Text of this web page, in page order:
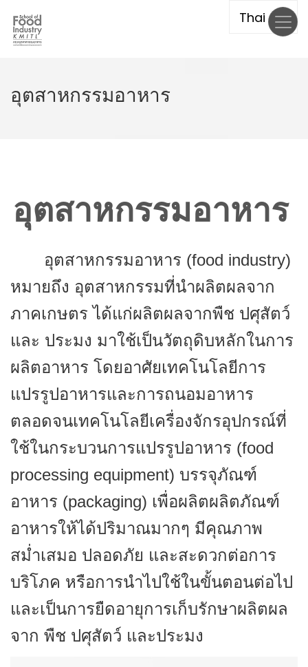
Skip
main
อุตสาหกรรมอาหาร
อุตสาหกรรมอาหาร
อุตสาหกรรมอาหาร (food industry)
หมายถึง อุตสาหกรรมที่นำผลิตผลจาก
ภาคเกษตร ได้แก่ผลิตผลจากพืช ปศุสัตว์
และ ประมง มาใช้เป็นวัตถุดิบหลักในการ
ผลิตอาหาร โดยอาศัยเทคโนโลยีการ
แปรรูปอาหารและการถนอมอาหาร
ตลอดจนเทคโนโลยีเครื่องจักรอุปกรณ์ที่
ใช้ในกระบวนการแปรรูปอาหาร (food
processing equipment) บรรจุภัณฑ์
อาหาร (packaging) เพื่อผลิตผลิตภัณฑ์
อาหารให้ได้ปริมาณมากๆ มีคุณภาพ
สม่ำเสมอ ปลอดภัย และสะดวกต่อการ
บริโภค หรือการนำไปใช้ในขั้นตอนต่อไป
และเป็นการยืดอายุการเก็บรักษาผลิตผล
จาก พืช ปศุสัตว์ และประมง